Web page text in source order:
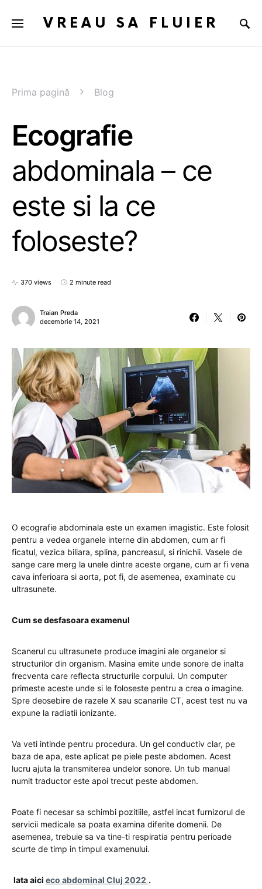
VREAU SA FLUIER
Prima pagină Blog
Ecografie
abdominala – ce
este si la ce
foloseste?
370 views 2 minute read
Traian Preda
decembrie 14, 2021
O ecografie abdominala este un examen imagistic. Este folosit
pentru a vedea organele interne din abdomen, cum ar fi
ficatul, vezica biliara, splina, pancreasul, si rinichii. Vasele de
sange care merg la unele dintre aceste organe, cum ar fi vena
cava inferioara si aorta, pot fi, de asemenea, examinate cu
ultrasunete.
Cum se desfasoara examenul
Scanerul cu ultrasunete produce imagini ale organelor si
structurilor din organism. Masina emite unde sonore de inalta
frecventa care reflecta structurile corpului. Un computer
primeste aceste unde si le foloseste pentru a crea o imagine.
Spre deosebire de razele X sau scanarile CT, acest test nu va
expune la radiatii ionizante.
Va veti intinde pentru procedura. Un gel conductiv clar, pe
baza de apa, este aplicat pe piele peste abdomen. Acest
lucru ajuta la transmiterea undelor sonore. Un tub manual
numit traductor este apoi trecut peste abdomen.
Poate fi necesar sa schimbi pozitiile, astfel incat furnizorul de
servicii medicale sa poata examina diferite domenii. De
asemenea, trebuie sa va tine-ti respiratia pentru perioade
scurte de timp in timpul examenului.
Iata aici eco abdominal Cluj 2022 .